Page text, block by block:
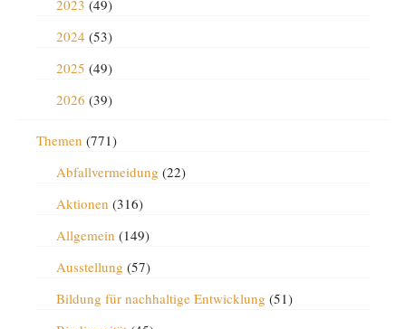
2023 (49)
2024 (53)
2025 (49)
2026 (39)
Themen (771)
Abfallvermeidung (22)
Aktionen (316)
Allgemein (149)
Ausstellung (57)
Bildung für nachhaltige Entwicklung (51)